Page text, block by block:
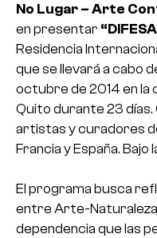
No Lugar – Arte
en presentar
Residencia
que se llevará a cabo
octubre de 2014 en la
Quito durante 23
artistas y curadores
Francia y España. Bajo
El programa busca
entre Arte-
dependencia que las